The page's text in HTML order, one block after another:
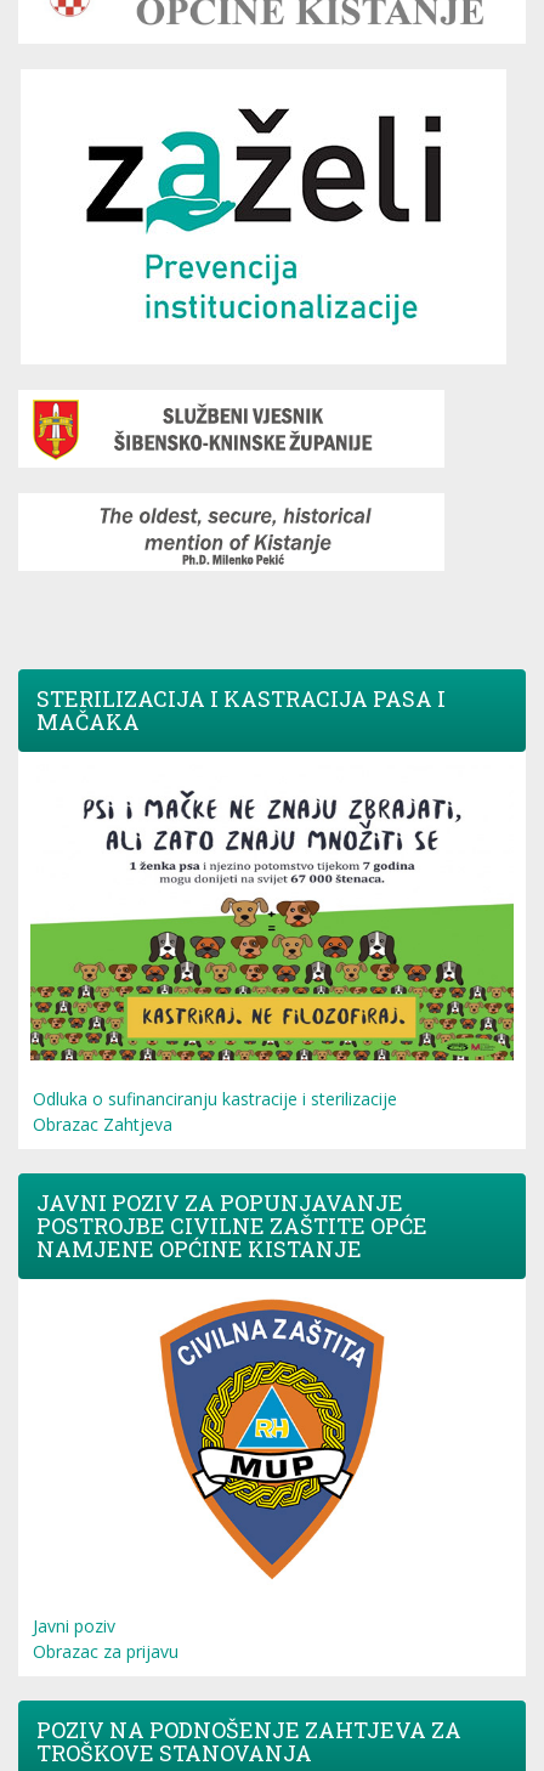
STERILIZACIJA I KASTRACIJA PASA I
MAČAKA
Odluka o sufinanciranju kastracije i sterilizacije
Obrazac Zahtjeva
JAVNI POZIV ZA POPUNJAVANJE
POSTROJBE CIVILNE ZAŠTITE OPĆE
NAMJENE OPĆINE KISTANJE
Javni poziv
Obrazac za prijavu
POZIV NA PODNOŠENJE ZAHTJEVA ZA
TROŠKOVE STANOVANJA